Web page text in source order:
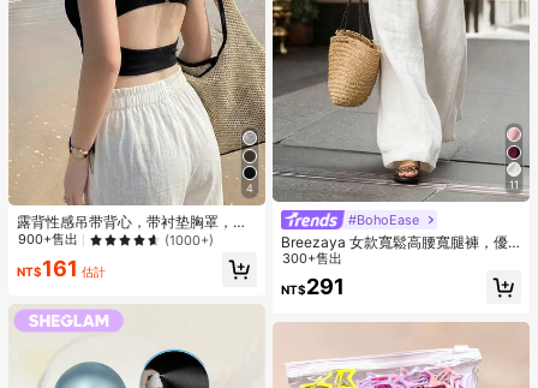
4
露背性感吊带背心，带衬垫胸罩，无
袖设计，夏季休闲黑色款
900+售出 (1000+)
NT$161 估計
11
#BohoEase
Breezaya 女款寬鬆高腰寬腿褲，優
雅白色時尚夏季度假假日，純色百搭
休閒日常穿著沙灘長褲
300+售出
NT$291